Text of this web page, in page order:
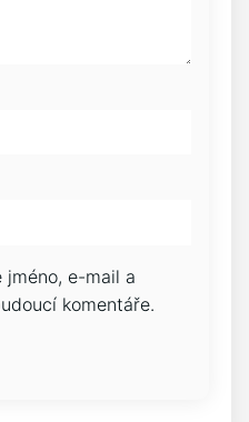
e-mail a
komentáře.